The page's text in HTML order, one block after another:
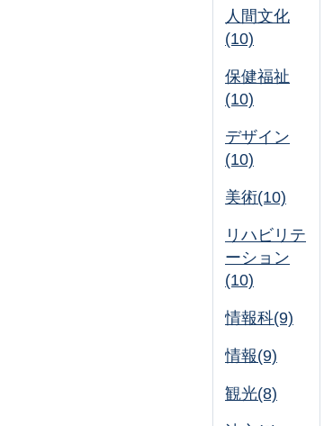
人間文化
(10)
保健福祉
(10)
デザイン
(10)
美術(10)
リハビリテ
ーション
(10)
情報科(9)
情報(9)
観光(8)